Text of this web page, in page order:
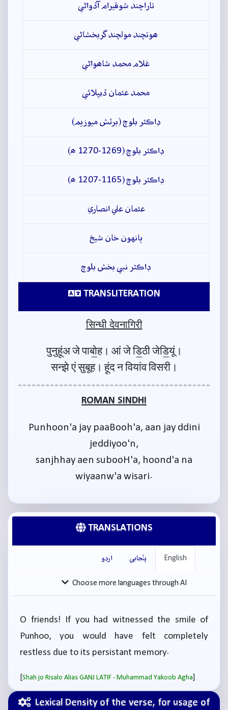
Lexical Density of the verse, for usage of
تاراچند شوقيرام آڏواڻي
ھوتچند مولچند گربخشاڻي
غلام محمد شاھواڻي
محمد عثمان ڏيپلائي
ڊاڪٽر بلوچ (برٽش ميوزيم)
ڊاڪٽر بلوچ (1269-1270 ھ)
ڊاڪٽر بلوچ (1165-1207 ھ)
عثمان علي انصاري
ٻانهون خان شيخ
ڊاڪٽر نبي بخش بلوچ
TRANSLITERATION
सिन्धी देवनागिरी
पुनुहूंअ जे पाबो॒ह। आं जे डि॒ठी जेडि॒यूं।
सन्झे एं सुबूह। हूंद न वियांव विसरी।
ROMAN SINDHI
Punhoon'a jay paaBooh'a, aan jay ddini
jeddiyoo'n,
sanjhhay aen subooH'a, hoond'a na
wiyaanw'a wisari.
TRANSLATIONS
English پنْجابی اردو
Choose more languages through AI
O friends! If you had witnessed the smile of
Punhoo, you would have felt completely
restless due to its persistant memory.
[Shah jo Risalo Alias GANJ LATIF - Muhammad Yakoob Agha